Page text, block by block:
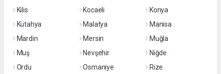
Kilis
Kocaeli
Konya
Kütahya
Malatya
Manisa
Mardin
Mersin
Muğla
Muş
Nevşehir
Niğde
Ordu
Osmaniye
Rize